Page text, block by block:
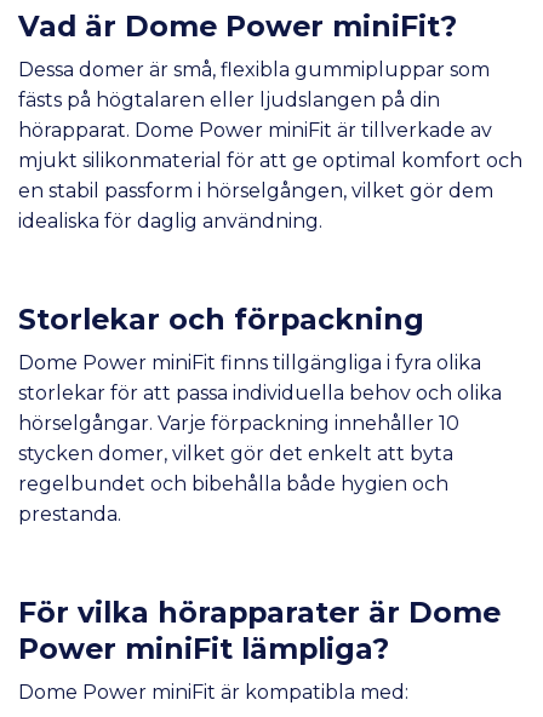
Vad är Dome Power miniFit?
Dessa domer är små, flexibla gummipluppar som
fästs på högtalaren eller ljudslangen på din
hörapparat. Dome Power miniFit är tillverkade av
mjukt silikonmaterial för att ge optimal komfort och
en stabil passform i hörselgången, vilket gör dem
idealiska för daglig användning.
Storlekar och förpackning
Dome Power miniFit finns tillgängliga i fyra olika
storlekar för att passa individuella behov och olika
hörselgångar. Varje förpackning innehåller 10
stycken domer, vilket gör det enkelt att byta
regelbundet och bibehålla både hygien och
prestanda.
För vilka hörapparater är Dome
Power miniFit lämpliga?
Dome Power miniFit är kompatibla med: